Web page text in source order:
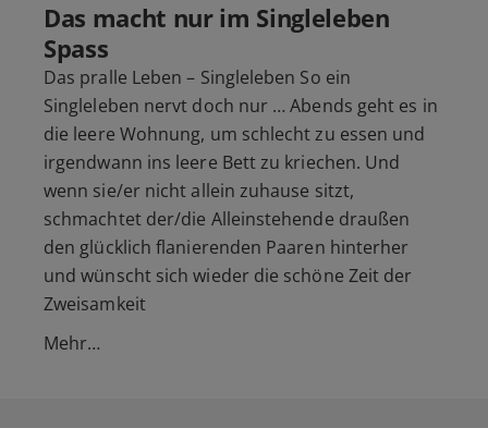
Das macht nur im Singleleben
Spass
Das pralle Leben – Singleleben So ein
Singleleben nervt doch nur … Abends geht es in
die leere Wohnung, um schlecht zu essen und
irgendwann ins leere Bett zu kriechen. Und
wenn sie/er nicht allein zuhause sitzt,
schmachtet der/die Alleinstehende draußen
den glücklich flanierenden Paaren hinterher
und wünscht sich wieder die schöne Zeit der
Zweisamkeit
Mehr…